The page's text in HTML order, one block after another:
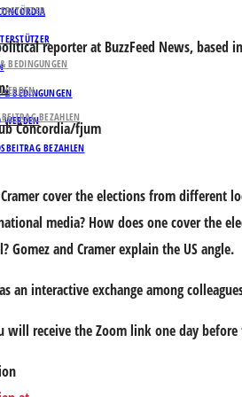
& BEDINGUNGEN
WERDEN
BEZAHLEN
BEDINGUNGEN
BEZAHLEN
reporter at BuzzFeed News, based
Concordia/fjum
Cramer cover the elections from
media? How does one cover the
Gomez and Cramer explain the US angle.
an interactive exchange among
will receive the Zoom link one day